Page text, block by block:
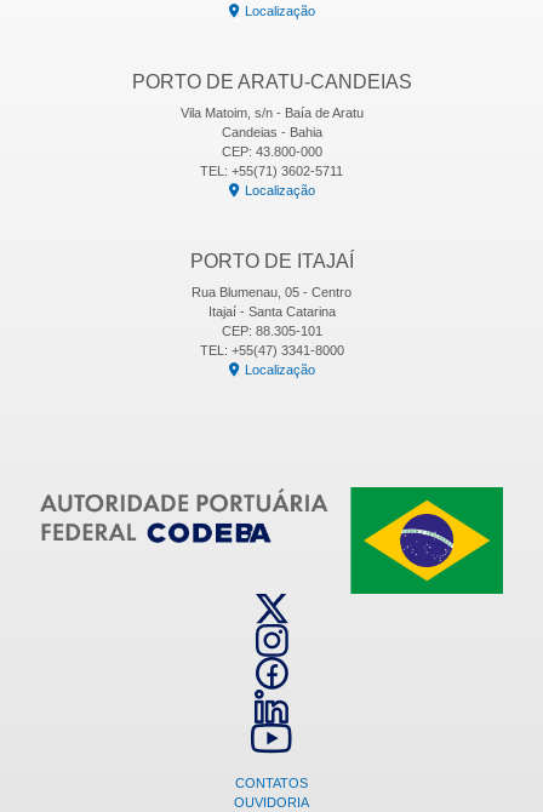
Localização
PORTO DE ARATU-CANDEIAS
Vila Matoim, s/n - Baía de Aratu
Candeias - Bahia
CEP: 43.800-000
TEL: +55(71) 3602-5711
Localização
PORTO DE ITAJAÍ
Rua Blumenau, 05 - Centro
Itajaí - Santa Catarina
CEP: 88.305-101
TEL: +55(47) 3341-8000
Localização
CONTATOS
OUVIDORIA